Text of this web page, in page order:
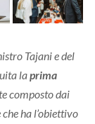
Tajani e del
laprima
composto dai
ha l’obiettivo